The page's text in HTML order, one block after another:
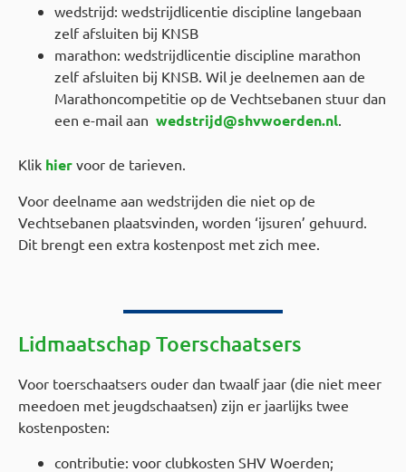
wedstrijd: wedstrijdlicentie discipline langebaan
zelf afsluiten bij KNSB
marathon: wedstrijdlicentie discipline marathon
zelf afsluiten bij KNSB. Wil je deelnemen aan de
Marathoncompetitie op de Vechtsebanen stuur dan
een e-mail aan wedstrijd@shvwoerden.nl.
Klik hier voor de tarieven.
Voor deelname aan wedstrijden die niet op de
Vechtsebanen plaatsvinden, worden ‘ijsuren’ gehuurd.
Dit brengt een extra kostenpost met zich mee.
Lidmaatschap Toerschaatsers
Voor toerschaatsers ouder dan twaalf jaar (die niet meer
meedoen met jeugdschaatsen) zijn er jaarlijks twee
kostenposten:
contributie: voor clubkosten SHV Woerden;